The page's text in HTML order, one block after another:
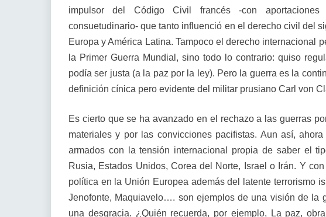
impulsor del Código Civil francés -con
consuetudinario- que tanto influenció en el derecho civil del
Europa y América Latina. Tampoco el derecho internacional
la Primer Guerra Mundial, sino todo lo contrario: quiso
podía ser justa (a la paz por la ley). Pero la guerra es la
definición cínica pero evidente del militar prusiano Carl von
Es cierto que se ha avanzado en el rechazo a las guerras
materiales y por las convicciones pacifistas. Aun así,
armados con la tensión internacional propia de saber el
Rusia, Estados Unidos, Corea del Norte, Israel o Irán. Y
política en la Unión Europea además del latente terrorismo
Jenofonte, Maquiavelo…. son ejemplos de una visión de la
una desgracia. ¿Quién recuerda, por ejemplo, La paz,